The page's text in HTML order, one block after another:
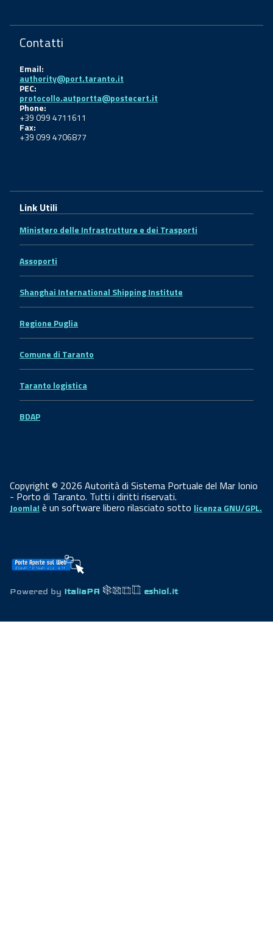
Contatti
Email:
authority@port.taranto.it
PEC:
protocollo.autportta@postecert.it
Phone:
+39 099 4711611
Fax:
+39 099 4706877
Link Utili
Ministero delle Infrastrutture e dei Trasporti
Assoporti
Shanghai International Shipping Institute
Regione Puglia
Comune di Taranto
Taranto logistica
BDAP
Copyright © 2026 Autorità di Sistema Portuale del Mar Ionio
- Porto di Taranto. Tutti i diritti riservati.
Joomla! è un software libero rilasciato sotto licenza GNU/GPL.
Powered by ItaliaPA eshiol.it